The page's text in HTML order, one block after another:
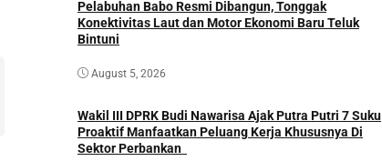
Pelabuhan Babo Resmi Dibangun, Tonggak
Konektivitas Laut dan Motor Ekonomi Baru Teluk
Bintuni
August 5, 2026
Wakil III DPRK Budi Nawarisa Ajak Putra Putri 7 Suku
Proaktif Manfaatkan Peluang Kerja Khususnya Di